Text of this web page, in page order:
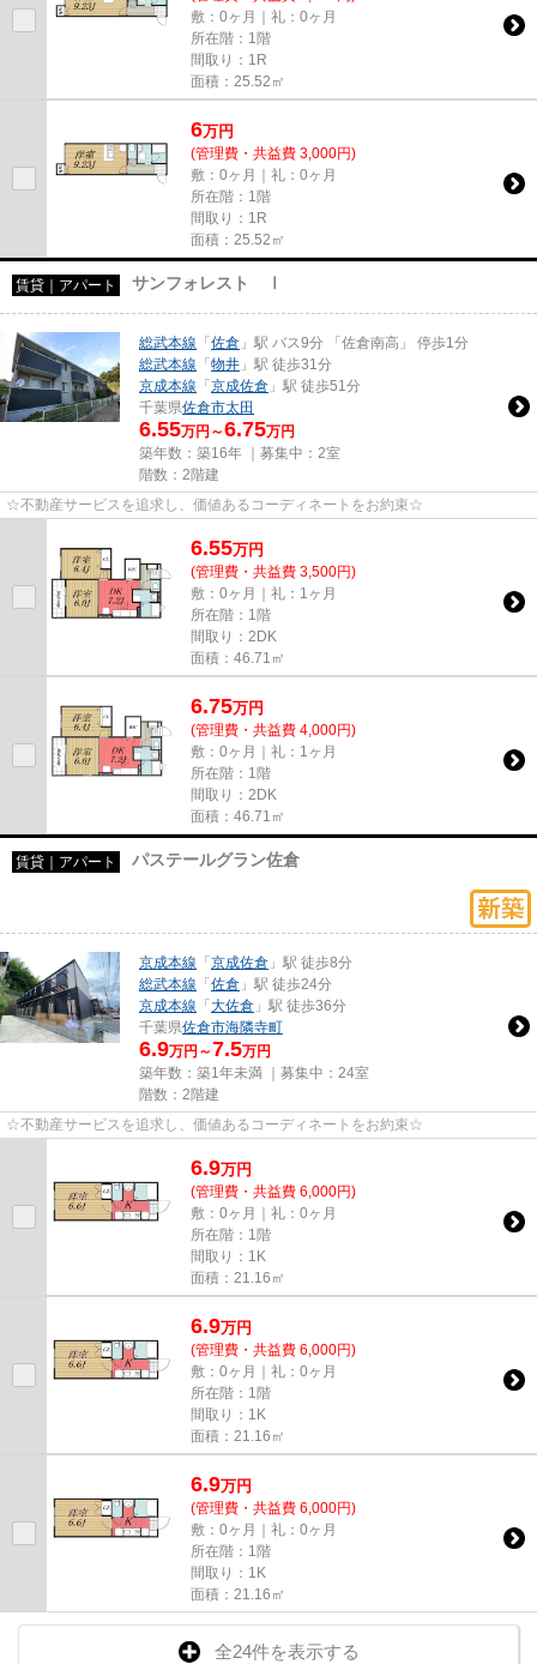
敷：0ヶ月｜礼：0ヶ月
所在階：1階
間取り：1R
面積：25.52㎡
6万円
(管理費・共益費 3,000円)
敷：0ヶ月｜礼：0ヶ月
所在階：1階
間取り：1R
面積：25.52㎡
賃貸｜アパート サンフォレスト Ⅰ
総武本線 「 佐倉 」駅 バス9分 「佐倉南高」 停歩1分
総武本線 「 物井 」駅 徒歩31分
京成本線 「 京成佐倉 」駅 徒歩51分
千葉県佐倉市太田
6.55万円～6.75万円
築年数：築16年 ｜募集中： 2室
階数：2階建
☆不動産サービスを追求し、価値あるコーディネートをお約束☆
6.55万円
(管理費・共益費 3,500円)
敷：0ヶ月｜礼：1ヶ月
所在階：1階
間取り：2DK
面積：46.71㎡
6.75万円
(管理費・共益費 4,000円)
敷：0ヶ月｜礼：1ヶ月
所在階：1階
間取り：2DK
面積：46.71㎡
賃貸｜アパート パステールグラン佐倉
京成本線 「 京成佐倉 」駅 徒歩8分
総武本線 「 佐倉 」駅 徒歩24分
京成本線 「 大佐倉 」駅 徒歩36分
千葉県佐倉市海隣寺町
6.9万円～7.5万円
築年数：築1年未満 ｜募集中： 24室
階数：2階建
☆不動産サービスを追求し、価値あるコーディネートをお約束☆
6.9万円
(管理費・共益費 6,000円)
敷：0ヶ月｜礼：0ヶ月
所在階：1階
間取り：1K
面積：21.16㎡
6.9万円
(管理費・共益費 6,000円)
敷：0ヶ月｜礼：0ヶ月
所在階：1階
間取り：1K
面積：21.16㎡
6.9万円
(管理費・共益費 6,000円)
敷：0ヶ月｜礼：0ヶ月
所在階：1階
間取り：1K
面積：21.16㎡
全24件を表示する